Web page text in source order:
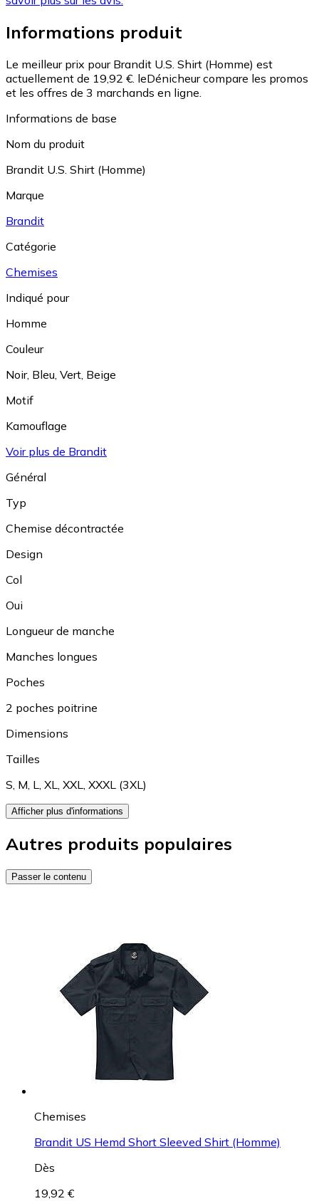
Informations produit
Le meilleur prix pour Brandit U.S. Shirt (Homme) est
actuellement de 19,92 €. leDénicheur compare les promos
et les offres de 3 marchands en ligne.
Informations de base
Nom du produit
Brandit U.S. Shirt (Homme)
Marque
Brandit
Catégorie
Chemises
Indiqué pour
Homme
Couleur
Noir, Bleu, Vert, Beige
Motif
Kamouflage
Voir plus de Brandit
Général
Typ
Chemise décontractée
Design
Col
Oui
Longueur de manche
Manches longues
Poches
2 poches poitrine
Dimensions
Tailles
S, M, L, XL, XXL, XXXL (3XL)
Afficher plus d'informations
Autres produits populaires
Passer le contenu
Chemises
Brandit US Hemd Short Sleeved Shirt (Homme)
Dès
19,92 €